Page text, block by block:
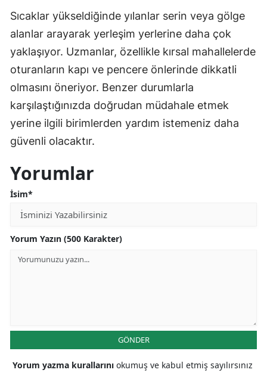
Sıcaklar yükseldiğinde yılanlar serin veya gölge
alanlar arayarak yerleşim yerlerine daha çok
yaklaşıyor. Uzmanlar, özellikle kırsal mahallelerde
oturanların kapı ve pencere önlerinde dikkatli
olmasını öneriyor. Benzer durumlarla
karşılaştığınızda doğrudan müdahale etmek
yerine ilgili birimlerden yardım istemeniz daha
güvenli olacaktır.
Yorumlar
İsim*
Yorum Yazın (500 Karakter)
GÖNDER
Yorum yazma kurallarını okumuş ve kabul etmiş sayılırsınız